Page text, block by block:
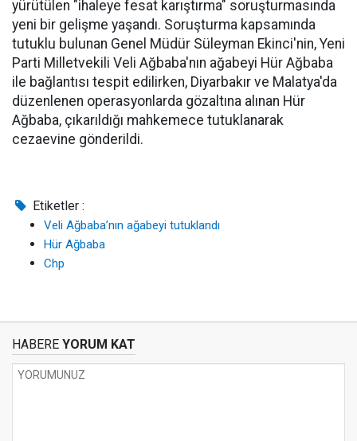
yürütülen "ihaleye fesat karıştırma" soruşturmasında
yeni bir gelişme yaşandı. Soruşturma kapsamında
tutuklu bulunan Genel Müdür Süleyman Ekinci'nin, Yeni
Parti Milletvekili Veli Ağbaba'nın ağabeyi Hür Ağbaba
ile bağlantısı tespit edilirken, Diyarbakır ve Malatya'da
düzenlenen operasyonlarda gözaltına alınan Hür
Ağbaba, çıkarıldığı mahkemece tutuklanarak
cezaevine gönderildi.
Etiketler :
Veli Ağbaba’nın ağabeyi tutuklandı
Hür Ağbaba
Chp
HABERE YORUM KAT